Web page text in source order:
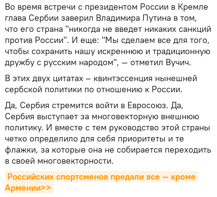
Во время встречи с президентом России в Кремле
глава Сербии заверил Владимира Путина в том,
что его страна "никогда не введет никаких санкций
против России". И еще: "Мы сделаем все для того,
чтобы сохранить нашу искреннюю и традиционную
дружбу с русским народом", — отметил Вучич.
В этих двух цитатах – квинтэссенция нынешней
сербской политики по отношению к России.
Да, Сербия стремится войти в Евросоюз. Да,
Сербия выступает за многовекторную внешнюю
политику. И вместе с тем руководство этой страны
четко определило для себя приоритеты и те
флажки, за которые она не собирается переходить
в своей многовекторности.
Российских спортсменов предали все — кроме
Армении>>